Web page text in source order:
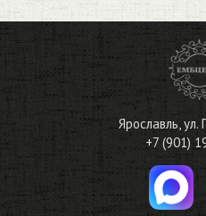
Ярославль, ул.
+7 (901)